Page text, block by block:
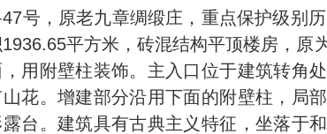
号，原老九章绸缎庄，重点保护级别
平方米，砖混结构平顶楼房，原
用附壁柱装饰。主入口位于建筑转角
花。增建部分沿用下面的附壁柱，局
台。建筑具有古典主义特征，坐落于